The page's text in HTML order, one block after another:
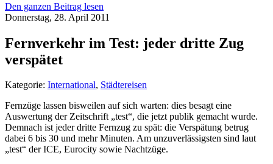
Den ganzen Beitrag lesen
Donnerstag, 28. April 2011
Fernverkehr im Test: jeder dritte Zug
verspätet
Kategorie: International, Städtereisen
Fernzüge lassen bisweilen auf sich warten: dies besagt eine
Auswertung der Zeitschrift „test“, die jetzt publik gemacht wurde.
Demnach ist jeder dritte Fernzug zu spät: die Verspätung betrug
dabei 6 bis 30 und mehr Minuten. Am unzuverlässigsten sind laut
„test“ der ICE, Eurocity sowie Nachtzüge.